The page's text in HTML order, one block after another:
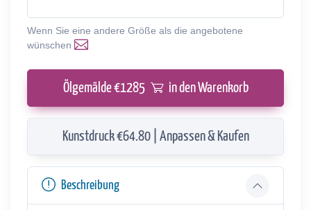
Wenn Sie eine andere Größe als die angebotene
wünschen
Ölgemälde €1285 in den Warenkorb
Kunstdruck €64.80 | Anpassen & Kaufen
Beschreibung